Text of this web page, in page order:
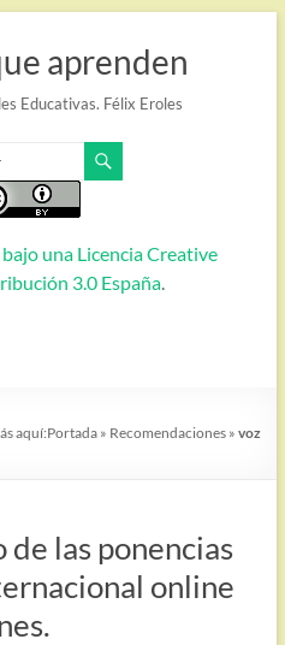
aprenden
Educativas. Félix Eroles
una Licencia Creative
3.0 España.
aquí:Portada » Recomendaciones »voz
las ponencias
online